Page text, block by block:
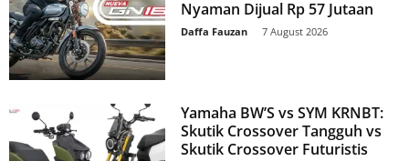
Nyaman Dijual Rp 57 Jutaan
Daffa Fauzan 7 August 2026
Yamaha BW’S vs SYM KRNBT:
Skutik Crossover Tangguh vs
Skutik Crossover Futuristis